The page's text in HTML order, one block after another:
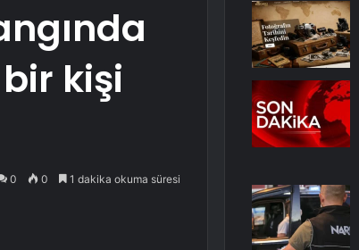
kişi
0 0 1 dakika okuma süresi